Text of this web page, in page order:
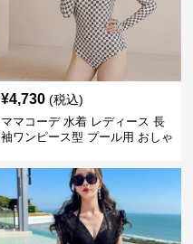
¥4,730 (税込)
ママコーデ 水着 レディース 長
袖ワンピース型 プール用 おしゃ